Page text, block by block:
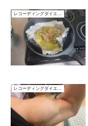
レコーディングダイエット